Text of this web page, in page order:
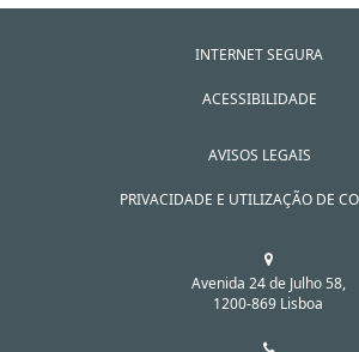
INTERNET SEGURA
ACESSIBILIDADE
AVISOS LEGAIS
PRIVACIDADE E UTILIZAÇÃO DE
Avenida 24 de Julho 58,
1200-869 Lisboa